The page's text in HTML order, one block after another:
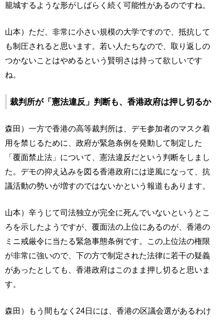
籠城するような形がしばらく続く可能性があるのですね。
山本）ただ、非常に小さい規模の大学ですので、抵抗して
も制圧されると思います。若い人たちなので、取り返しの
つかないことはやめるという賢明さは持って欲しいです
ね。
裁判所が「憲法違反」判断も、香港政府は押し切るか
森田）一方で香港の高等裁判所は、デモ参加者のマスク着
用を禁じるために、政府が緊急条例を発動して制定した
「覆面禁止法」について、憲法違反だという判断をしまし
た。デモの抑え込みを図る香港政府には逆風になって、抗
議活動の勢いが増すのではないかという報道もあります。
山本）辛うじて司法独立が完全に死んでいないというとこ
ろを示したようですが、覆面法の上位にあるのが、香港の
ミニ戒厳令に当たる緊急事態条例です。この上位法の権限
が非常に強いので、下の方で制定された法律に若干の疑義
があったとしても、香港政府はこのまま押し切ると思いま
す。
森田）もう間もなく24日には、香港の区議会選があるわけ